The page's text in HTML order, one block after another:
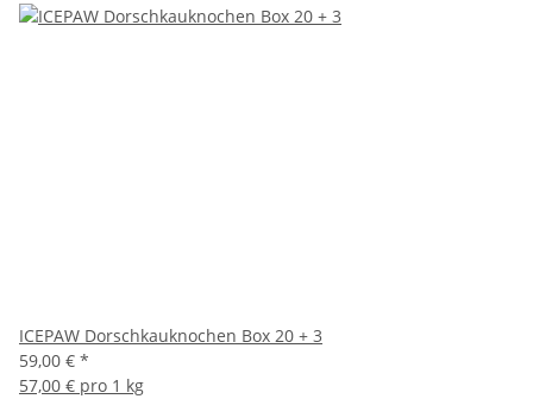
ICEPAW Dorschkauknochen Box 20 + 3
59,00 € *
57,00 € pro 1 kg